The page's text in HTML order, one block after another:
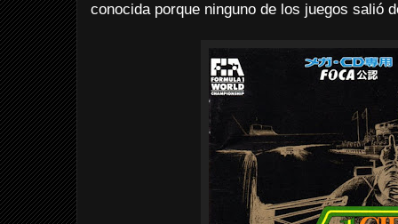
conocida porque ninguno de los juegos salió